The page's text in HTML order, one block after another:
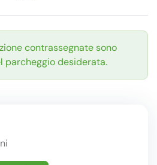
contrassegnate sono
parcheggio desiderata.